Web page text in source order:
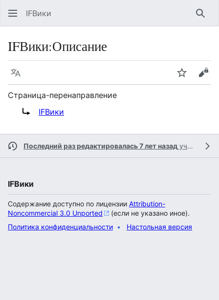
IFВики
IFВики:Описание
Язык Следить
Страница-перенаправление
Перенаправление на:
IFВики
Последний раз редактировалась 7 лет назад участником
IFВики
Содержание доступно по лицензии Attribution-
Noncommercial 3.0 Unported
(если не указано иное).
Политика конфиденциальности
Настольная версия